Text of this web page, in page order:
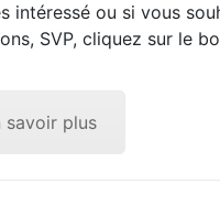
intéressé ou si vous
SVP, cliquez sur le
savoir plus